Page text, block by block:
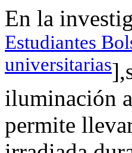
En la
Estudiantes
universitarias
iluminación
permite